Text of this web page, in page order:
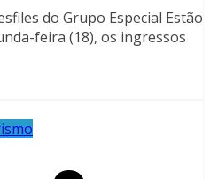
do Grupo Especial Estão
feira (18), os ingressos